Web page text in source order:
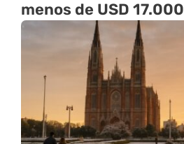
menos de USD 17.000